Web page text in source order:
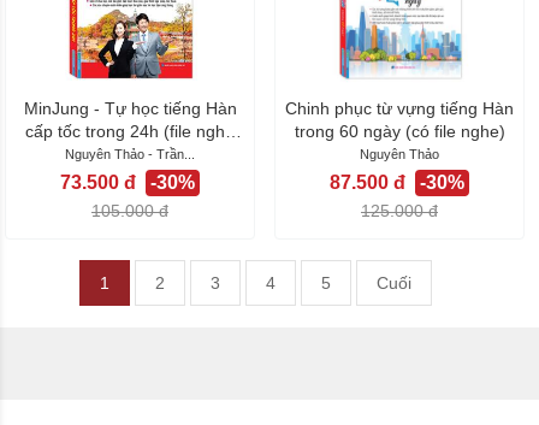
MinJung - Tự học tiếng Hàn
cấp tốc trong 24h (file nghe
sau...
Nguyên Thảo - Trần...
73.500 đ -30%
105.000 đ
Chinh phục từ vựng tiếng Hàn
trong 60 ngày (có file nghe)
Nguyên Thảo
87.500 đ -30%
125.000 đ
1 2 3 4 5 Cuối